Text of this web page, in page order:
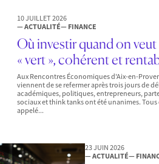
10 JUILLET 2026
— ACTUALITÉ— FINANCE
Où investir quand on
« vert », cohérent et
Aux Rencontres Économiques d'Aix-en-
viennent de se refermer après trois jours de
académiques, politiques, entrepreneurs,
sociaux et think tanks ont été unanimes.
appelé...
23 JUIN 2026
— ACTUALITÉ—